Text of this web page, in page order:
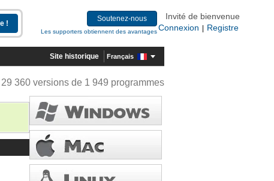
Soutenez-nous
Les supporters obtiennent des avantages
Invité de bienvenue
Connexion
Registre
Site historique Français
29 360 versions de 1 949 programmes